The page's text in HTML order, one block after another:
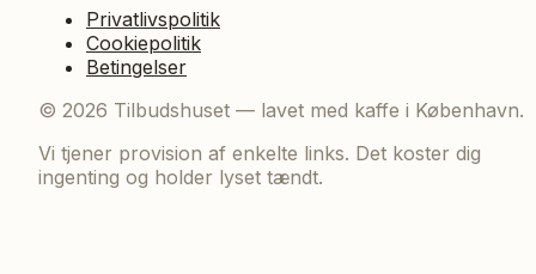
Privatlivspolitik
Cookiepolitik
Betingelser
© 2026 Tilbudshuset — lavet med kaffe i København.
Vi tjener provision af enkelte links. Det koster dig
ingenting og holder lyset tændt.